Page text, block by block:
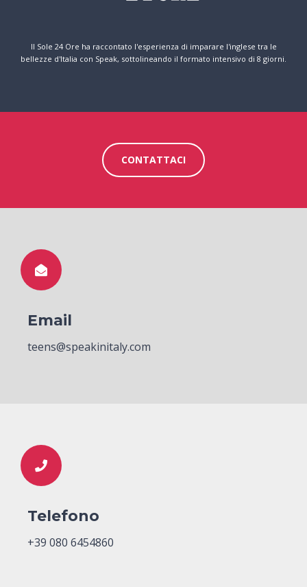
Il Sole 24 Ore ha raccontato l'esperienza di imparare l'inglese tra le
bellezze d'Italia con Speak, sottolineando il formato intensivo di 8 giorni.
CONTATTACI
Email
teens@speakinitaly.com
Telefono
+39 080 6454860